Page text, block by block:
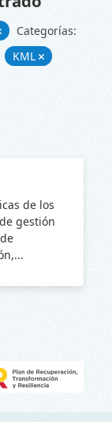
Categorías:
KML
de los
gestión